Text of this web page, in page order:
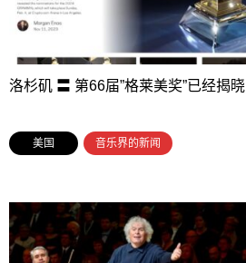
洛杉矶 〓 第66届”格莱美奖”已经揭晓
美国 音乐界的新闻